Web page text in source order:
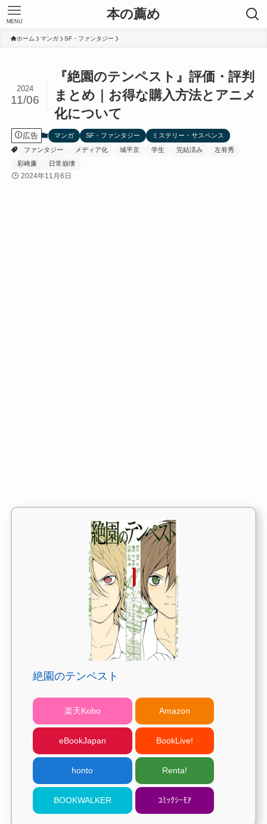
本の薦め
MENU
ホーム マンガ SF・ファンタジー
『絶園のテンペスト』評価・評判
まとめ｜お得な購入方法とアニメ
化について
2024
11/06
広告 マンガ SF・ファンタジー
ミステリー・サスペンス
ファンタジー
メディア化 城平京 学生 完結済み
左有秀
彩崎廉
日常崩壊
2024年11月6日
絶園のテンペスト
楽天Kobo Amazon
eBookJapan BookLive!
honto Renta!
BOOKWALKER ｺﾐｯｸｼｰﾓｱ